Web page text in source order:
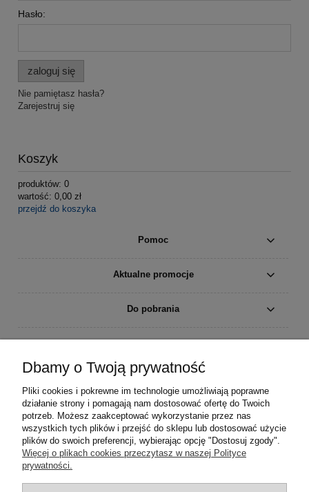
Hasło:
zaloguj się
Nie pamiętasz hasła?
Zarejestruj się
Koszyk
produktów: 0
wartość: 0,00 zł
przejdź do koszyka
Pomoc
Aktualne promocje
Do pobrania
Płatności i dostawa
Informacje
O nas
Dbamy o Twoją prywatność
Pliki cookies i pokrewne im technologie umożliwiają poprawne
działanie strony i pomagają nam dostosować ofertę do Twoich
potrzeb. Możesz zaakceptować wykorzystanie przez nas
wszystkich tych plików i przejść do sklepu lub dostosować użycie
plików do swoich preferencji, wybierając opcję "Dostosuj zgody".
Więcej o plikach cookies przeczytasz w naszej Polityce
prywatności.